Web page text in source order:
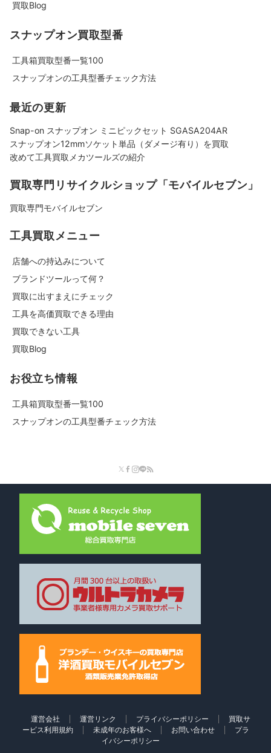
買取Blog
スナップオン買取型番
工具箱買取型番一覧100
スナップオンの工具型番チェック方法
最近の更新
Snap-on スナップオン ミニピックセット SGASA204AR
スナップオン12mmソケット単品（ダメージ有り）を買取
改めて工具買取メカツールズの紹介
買取専門リサイクルショップ「モバイルセブン」
買取専門モバイルセブン
工具買取メニュー
店舗への持込みについて
ブランドツールって何？
買取に出すまえにチェック
工具を高価買取できる理由
買取できない工具
買取Blog
お役立ち情報
工具箱買取型番一覧100
スナップオンの工具型番チェック方法
運営会社 運営リンク プライバシーポリシー
買取サ
ービス利用規約
未成年のお客様へ お問い合わせ
プラ
イバシーポリシー